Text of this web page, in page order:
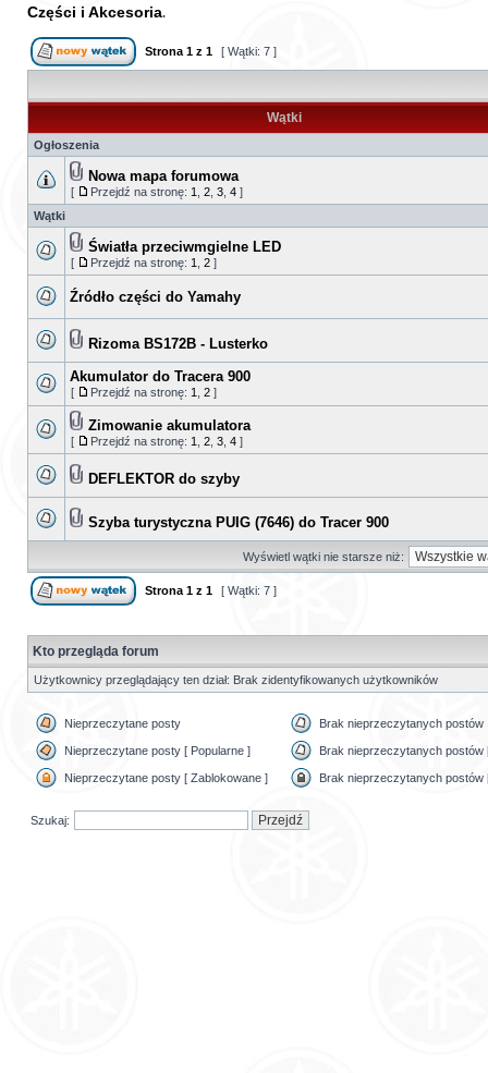
Części i Akcesoria
Strona 1 z 1 [ Wątki: 7 ]
Wątki
Ogłoszenia
Nowa mapa forumowa
[ Przejdź na stronę: 1 2 3 4 ]
Wątki
Światła przeciwmgielne LED
[ Przejdź na stronę: 1 2 ]
Źródło części do Yamahy
Rizoma BS172B - Lusterko
Akumulator do Tracera 900
[ Przejdź na stronę: 1 2 ]
Zimowanie akumulatora
[ Przejdź na stronę: 1 2 3 4 ]
DEFLEKTOR do szyby
Szyba turystyczna PUIG (7646) do Tracer 900
Wyświetl wątki nie starsze niż:
Strona 1 z 1 [ Wątki: 7 ]
Kto przegląda forum
Użytkownicy przeglądający ten dział: Brak zidentyfikowanych użytkowników
Nieprzeczytane posty Brak nieprzeczytanych postów
Nieprzeczytane posty [ Popularne ] Brak nieprzeczytanych postów
Nieprzeczytane posty [ Zablokowane ] Brak nieprzeczytanych postów
Szukaj: